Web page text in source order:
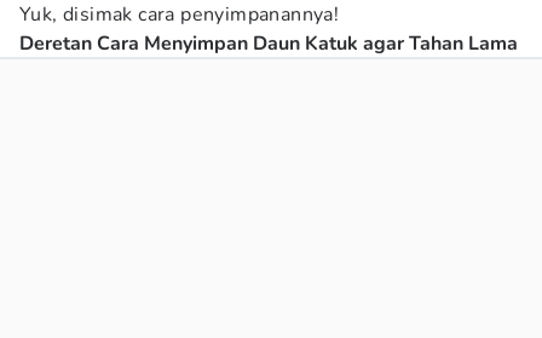
Yuk, disimak cara penyimpanannya!
Deretan Cara Menyimpan Daun Katuk agar Tahan Lama